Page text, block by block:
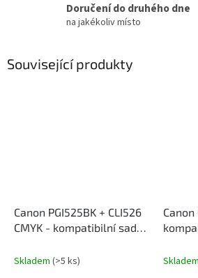
Doručení do druhého dne
na jakékoliv místo
Související produkty
Canon PGI525BK + CLI526
CMYK - kompatibilní sada
Skladem (>5 ks)
Canon
Skladem